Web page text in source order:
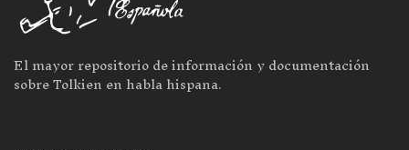
El mayor repositorio de información y documentación
sobre Tolkien en habla hispana.